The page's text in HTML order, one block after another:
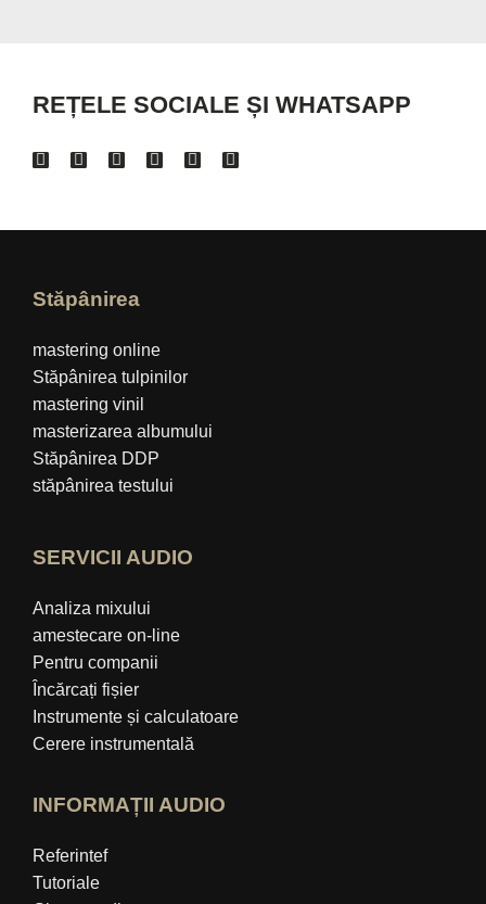
REȚELE SOCIALE ȘI WHATSAPP
Stăpânirea
mastering online
Stăpânirea tulpinilor
mastering vinil
masterizarea albumului
Stăpânirea DDP
stăpânirea testului
SERVICII AUDIO
Analiza mixului
amestecare on-line
Pentru companii
Încărcați fișier
Instrumente și calculatoare
Cerere instrumentală
INFORMAȚII AUDIO
Referintef
Tutoriale